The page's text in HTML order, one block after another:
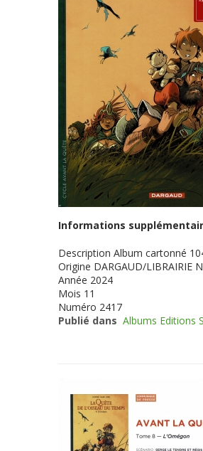
Informations
Description Album cartonné
Origine DARGAUD/LIBRAIRIE
Année 2024
Mois 11
Numéro 2417
Publié dans Albums Editions